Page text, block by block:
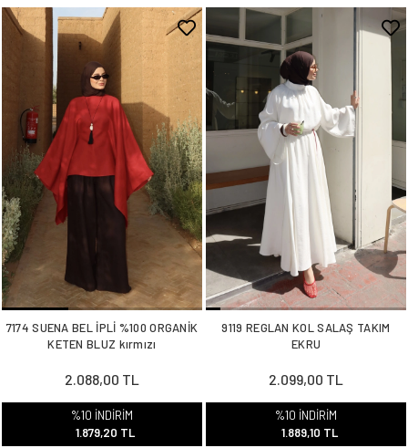
7174 SUENA BEL İPLİ %100 ORGANİK
KETEN BLUZ kırmızı
2.088,00 TL
%10 İNDİRİM
1.879,20 TL
9119 REGLAN KOL SALAŞ TAKIM
EKRU
2.099,00 TL
%10 İNDİRİM
1.889,10 TL